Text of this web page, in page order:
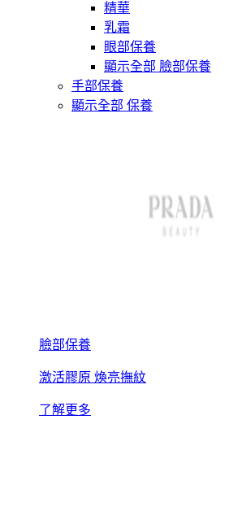
精華
乳霜
眼部保養
顯示全部 臉部保養
手部保養
顯示全部 保養
臉部保養
激活膠原 煥亮撫紋
了解更多